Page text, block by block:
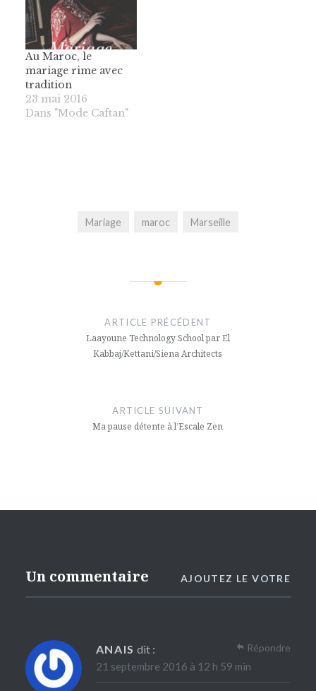
Au Maroc, le
mariage rime avec
tradition
23 mai 2016
Dans "Mode Caftan"
Mariage maroc Marseille
ARTICLE PRÉCÉDENT
Laayoune Technology School par El
Kabbaj/Kettani/Siena Architects
ARTICLE SUIVANT
Ma pause détente à l’Escale Zen
Un commentaire AJOUTEZ LE VOTRE
ANAIS dit :
21 septembre 2016 à 12 h 59 min
Répondre